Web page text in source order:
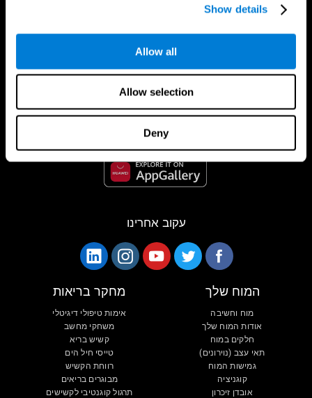
Show details
Allow all
Allow selection
Deny
עקוב אחרינו
המוח שלך
מוח וחשיבה
אודות המוח שלך
חלקים במוח
תאי עצב (נוירונים)
גמישות המוח
קוגניציה
אובדן זיכרון
מחקר בריאות
אימות טיפולי דיגיטלי
משחקי מחשב
קשיש בריא
טייסי חיל הים
רווחת הקשיש
מבוגרים בריאים
תרגול קוגנטיבי לקשישים